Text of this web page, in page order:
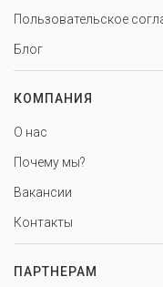
Пользовательское
Блог
КОМПАНИЯ
О нас
Почему мы?
Вакансии
Контакты
ПАРТНЕРАМ